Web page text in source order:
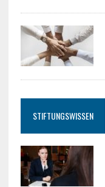
STIFTUNGSWISSEN